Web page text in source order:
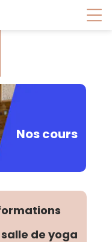
Nos cours
de yoga